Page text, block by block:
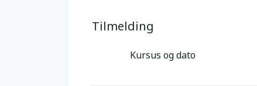
Tilmelding
Kursus og dato